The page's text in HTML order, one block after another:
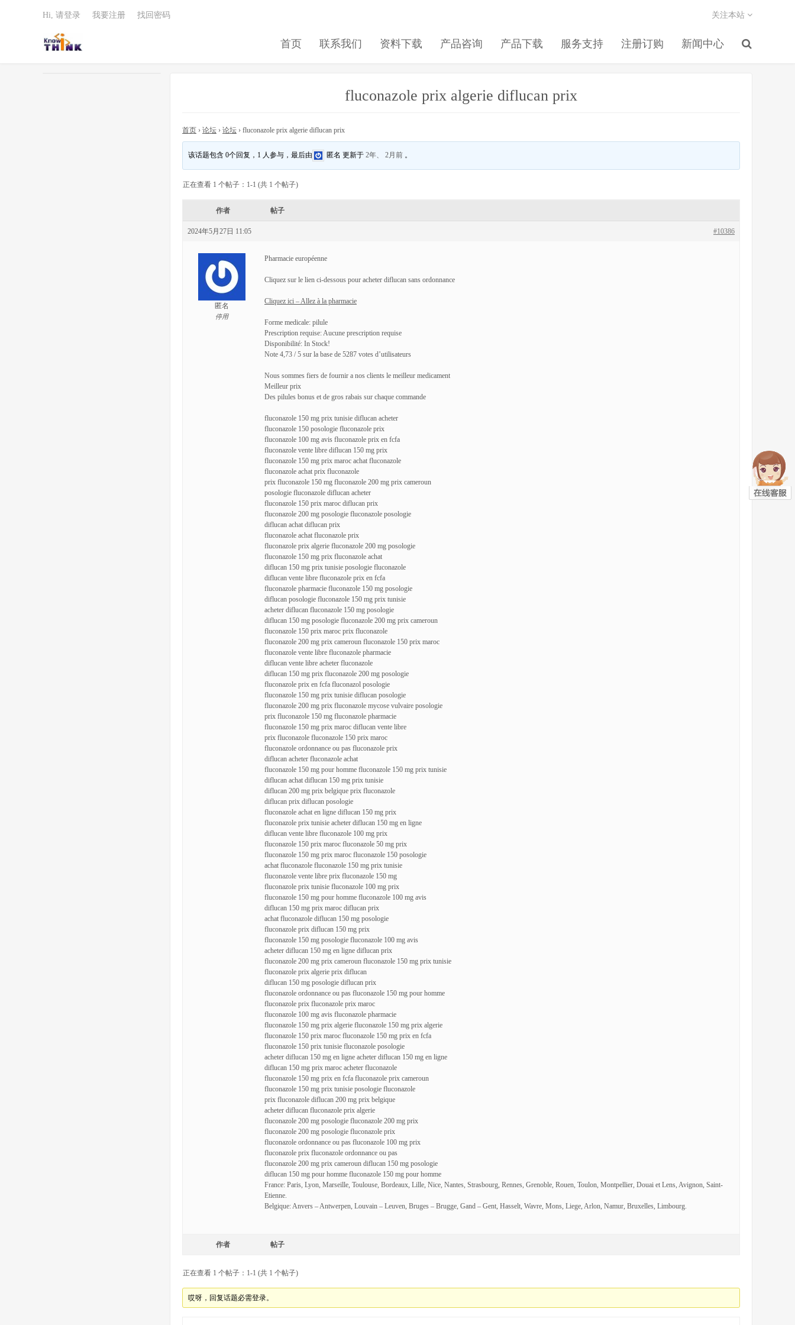
首页 联系我们 资料下载 产品咨询 产品下载 服务支持 注册订购 新闻中心
关注本站
Hi, 请登录 我要注册 找回密码
fluconazole prix algerie diflucan prix
首页 › 论坛 › 论坛 › fluconazole prix algerie diflucan prix
该话题包含 0个回复，1 人参与，最后由 匿名 更新于2年、 2月前 。
正在查看 1 个帖子：1-1 (共 1 个帖子)
作者 帖子
2024年5月27日 11:05 #10386
匿名
停用
Pharmacie européenne
Cliquez sur le lien ci-dessous pour acheter diflucan sans ordonnance
Cliquez ici – Allez à la pharmacie
Forme medicale: pilule
Prescription requise: Aucune prescription requise
Disponibilité: In Stock!
Note 4,73 / 5 sur la base de 5287 votes d’utilisateurs
Nous sommes fiers de fournir a nos clients le meilleur medicament
Meilleur prix
Des pilules bonus et de gros rabais sur chaque commande
fluconazole 150 mg prix tunisie diflucan acheter
fluconazole 150 posologie fluconazole prix
fluconazole 100 mg avis fluconazole prix en fcfa
fluconazole vente libre diflucan 150 mg prix
fluconazole 150 mg prix maroc achat fluconazole
fluconazole achat prix fluconazole
prix fluconazole 150 mg fluconazole 200 mg prix cameroun
posologie fluconazole diflucan acheter
fluconazole 150 prix maroc diflucan prix
fluconazole 200 mg posologie fluconazole posologie
diflucan achat diflucan prix
fluconazole achat fluconazole prix
fluconazole prix algerie fluconazole 200 mg posologie
fluconazole 150 mg prix fluconazole achat
diflucan 150 mg prix tunisie posologie fluconazole
diflucan vente libre fluconazole prix en fcfa
fluconazole pharmacie fluconazole 150 mg posologie
diflucan posologie fluconazole 150 mg prix tunisie
acheter diflucan fluconazole 150 mg posologie
diflucan 150 mg posologie fluconazole 200 mg prix cameroun
fluconazole 150 prix maroc prix fluconazole
fluconazole 200 mg prix cameroun fluconazole 150 prix maroc
fluconazole vente libre fluconazole pharmacie
diflucan vente libre acheter fluconazole
diflucan 150 mg prix fluconazole 200 mg posologie
fluconazole prix en fcfa fluconazol posologie
fluconazole 150 mg prix tunisie diflucan posologie
fluconazole 200 mg prix fluconazole mycose vulvaire posologie
prix fluconazole 150 mg fluconazole pharmacie
fluconazole 150 mg prix maroc diflucan vente libre
prix fluconazole fluconazole 150 prix maroc
fluconazole ordonnance ou pas fluconazole prix
diflucan acheter fluconazole achat
fluconazole 150 mg pour homme fluconazole 150 mg prix tunisie
diflucan achat diflucan 150 mg prix tunisie
diflucan 200 mg prix belgique prix fluconazole
diflucan prix diflucan posologie
fluconazole achat en ligne diflucan 150 mg prix
fluconazole prix tunisie acheter diflucan 150 mg en ligne
diflucan vente libre fluconazole 100 mg prix
fluconazole 150 prix maroc fluconazole 50 mg prix
fluconazole 150 mg prix maroc fluconazole 150 posologie
achat fluconazole fluconazole 150 mg prix tunisie
fluconazole vente libre prix fluconazole 150 mg
fluconazole prix tunisie fluconazole 100 mg prix
fluconazole 150 mg pour homme fluconazole 100 mg avis
diflucan 150 mg prix maroc diflucan prix
achat fluconazole diflucan 150 mg posologie
fluconazole prix diflucan 150 mg prix
fluconazole 150 mg posologie fluconazole 100 mg avis
acheter diflucan 150 mg en ligne diflucan prix
fluconazole 200 mg prix cameroun fluconazole 150 mg prix tunisie
fluconazole prix algerie prix diflucan
diflucan 150 mg posologie diflucan prix
fluconazole ordonnance ou pas fluconazole 150 mg pour homme
fluconazole prix fluconazole prix maroc
fluconazole 100 mg avis fluconazole pharmacie
fluconazole 150 mg prix algerie fluconazole 150 mg prix algerie
fluconazole 150 prix maroc fluconazole 150 mg prix en fcfa
fluconazole 150 prix tunisie fluconazole posologie
acheter diflucan 150 mg en ligne acheter diflucan 150 mg en ligne
diflucan 150 mg prix maroc acheter fluconazole
fluconazole 150 mg prix en fcfa fluconazole prix cameroun
fluconazole 150 mg prix tunisie posologie fluconazole
prix fluconazole diflucan 200 mg prix belgique
acheter diflucan fluconazole prix algerie
fluconazole 200 mg posologie fluconazole 200 mg prix
fluconazole 200 mg posologie fluconazole prix
fluconazole ordonnance ou pas fluconazole 100 mg prix
fluconazole prix fluconazole ordonnance ou pas
fluconazole 200 mg prix cameroun diflucan 150 mg posologie
diflucan 150 mg pour homme fluconazole 150 mg pour homme
France: Paris, Lyon, Marseille, Toulouse, Bordeaux, Lille, Nice, Nantes, Strasbourg, Rennes, Grenoble, Rouen, Toulon, Montpellier, Douai et Lens, Avignon, Saint-
Etienne.
Belgique: Anvers – Antwerpen, Louvain – Leuven, Bruges – Brugge, Gand – Gent, Hasselt, Wavre, Mons, Liege, Arlon, Namur, Bruxelles, Limbourg.
作者 帖子
正在查看 1 个帖子：1-1 (共 1 个帖子)
哎呀，回复话题必需登录。